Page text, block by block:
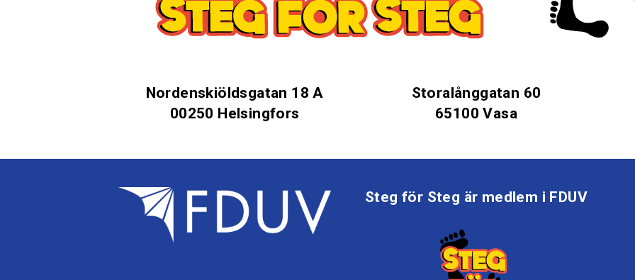
Nordenskiöldsgatan 18 A
00250 Helsingfors
Storalånggatan 60
65100 Vasa
Steg för Steg är medlem i FDUV